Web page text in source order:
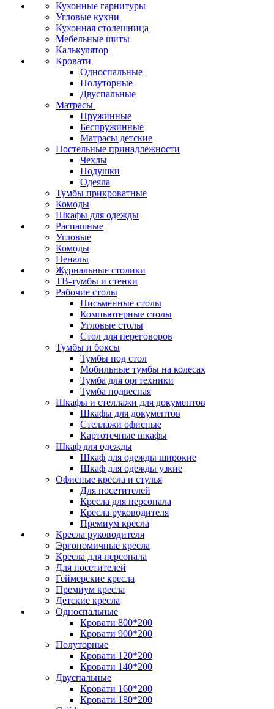
Кухонные гарнитуры
Угловые кухни
Кухонная столешница
Мебельные щиты
Калькулятор
Кровати
Односпальные
Полуторные
Двуспальные
Матрасы
Пружинные
Беспружинные
Матрасы детские
Постельные принадлежности
Чехлы
Подушки
Одеяла
Тумбы прикроватные
Комоды
Шкафы для одежды
Распашные
Угловые
Комоды
Пеналы
Журнальные столики
ТВ‑тумбы и стенки
Рабочие столы
Письменные столы
Компьютерные столы
Угловые столы
Стол для переговоров
Тумбы и боксы
Тумбы под стол
Мобильные тумбы на колесах
Тумба для оргтехники
Тумба подвесная
Шкафы и стеллажи для документов
Шкафы для документов
Стеллажи офисные
Картотечные шкафы
Шкаф для одежды
Шкаф для одежды широкие
Шкаф для одежды узкие
Офисные кресла и стулья
Для посетителей
Кресла для персонала
Кресла руководителя
Премиум кресла
Кресла руководителя
Эргономичные кресла
Кресла для персонала
Для посетителей
Геймерские кресла
Премиум кресла
Детские кресла
Односпальные
Кровати 800*200
Кровати 900*200
Полуторные
Кровати 120*200
Кровати 140*200
Двуспальные
Кровати 160*200
Кровати 180*200